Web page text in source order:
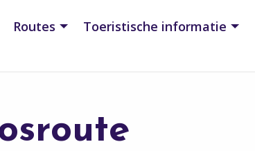
Routes Toeristische informatie